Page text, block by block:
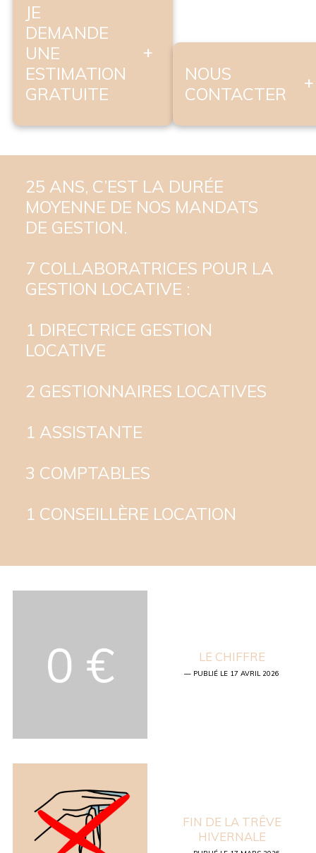
JE
DEMANDE
UNE
ESTIMATION
GRATUITE
NOUS
CONTACTER
25 ANS, C’EST LA DURÉE
MOYENNE DE NOS MANDATS
DE GESTION.
7 COLLABORATRICES POUR LA
GESTION LOCATIVE :
1 DIRECTRICE GESTION
LOCATIVE
2 GESTIONNAIRES LOCATIVES
1 ASSISTANTE
3 COMPTABLES
1 CONSEILLÈRE LOCATION
LE CHIFFRE
— PUBLIÉ LE 17 AVRIL 2026
FIN DE LA TRÊVE
HIVERNALE